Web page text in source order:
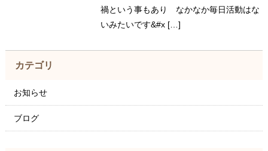
禍という事もあり なかなか毎日活動はな
いみたいです&#x […]
カテゴリ
お知らせ
ブログ